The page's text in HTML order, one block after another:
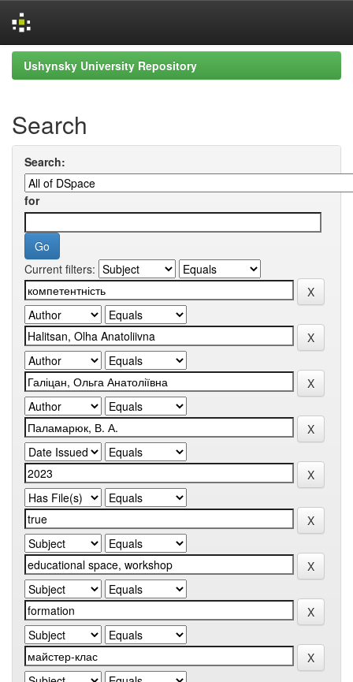
Skip
navigation
Ushynsky University Repository
Search
Search:
for
Current filters: